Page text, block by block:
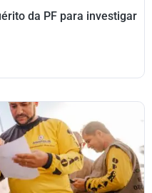
da PF para investigar